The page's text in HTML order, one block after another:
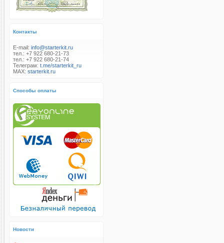
Контакты
E-mail: info@starterkit.ru
тел.: +7 922 680-21-73
тел.: +7 922 680-21-74
Телеграм: t.me/starterkit_ru
MAX: starterkit.ru
Способы оплаты
Новости